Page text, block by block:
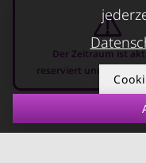
Der Zeitraum ist
reserviert und nicht
FAQ Vermieter
Immobilie
Ferienwohnung